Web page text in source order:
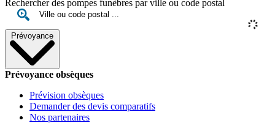
Rechercher des pompes funèbres par ville ou code postal
Prévoyance
Prévoyance obsèques
Prévision obsèques
Demander des devis comparatifs
Nos partenaires